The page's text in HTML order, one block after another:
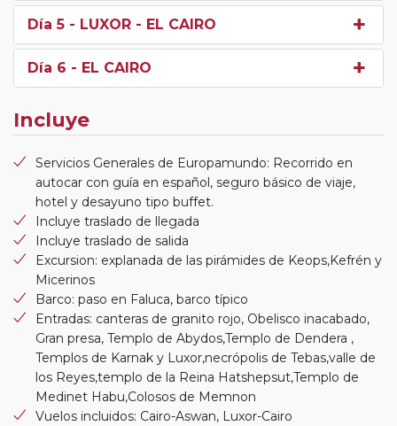
Día 5 - LUXOR - EL CAIRO
Día 6 - EL CAIRO
Incluye
Servicios Generales de Europamundo: Recorrido en
autocar con guía en español, seguro básico de viaje,
hotel y desayuno tipo buffet.
Incluye traslado de llegada
Incluye traslado de salida
Excursion: explanada de las pirámides de Keops,Kefrén y
Micerinos
Barco: paso en Faluca, barco típico
Entradas: canteras de granito rojo, Obelisco inacabado,
Gran presa, Templo de Abydos,Templo de Dendera ,
Templos de Karnak y Luxor,necrópolis de Tebas,valle de
los Reyes,templo de la Reina Hatshepsut,Templo de
Medinet Habu,Colosos de Memnon
Vuelos incluidos: Cairo-Aswan, Luxor-Cairo